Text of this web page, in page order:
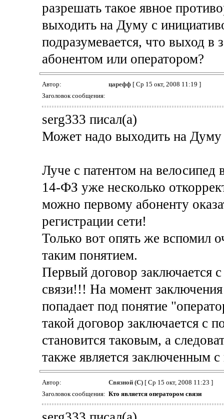
разрешать такое явное
выходить на Думу с
подразумевается, что выход
абонентом или оператором?
Автор: царефф[ Ср 15 окт, 2008 11:19 ]
Заголовок сообщения:
serg333 писал(а)
Может надо выходить на Думу
Луче с патентом на велосипед
14-ФЗ уже несколько
можно первому абоненту
регистрации сети!
Только вот опять же вспомил
таким понятием.
Первый договор заключается
связи!!! На момент заключения
попадает под понятие
такой договор заключается с
становится таковым, а
также является заключенным
Автор: Связной (С)[ Ср 15 окт, 2008 11:23 ]
Заголовок сообщения: Кто является оператором связи